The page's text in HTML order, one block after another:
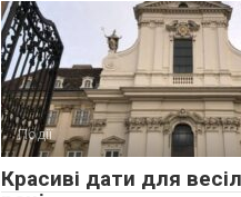
Події
Красиві дати для